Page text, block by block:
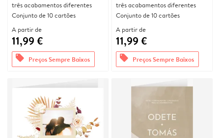
três acabamentos diferentes
Conjunto de 10 cartões
A partir de
11,99 €
offers Preços Sempre Baixos
três acabamentos diferentes
Conjunto de 10 cartões
A partir de
11,99 €
offers Preços Sempre Baixos